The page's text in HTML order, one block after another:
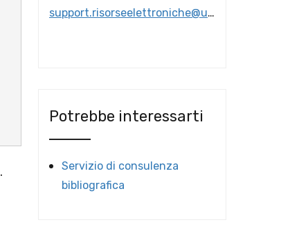
.
support.risorseelettroniche@unibg.it
Potrebbe interessarti
Servizio di consulenza
bibliografica